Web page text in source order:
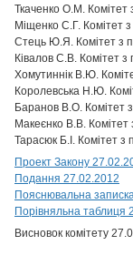
Ткаченко О.М. Комітет
Міщенко С.Г. Комітет
Стець Ю.Я. Комітет з
Ківалов С.В. Комітет
Хомутиннік В.Ю.
Королевська Н.Ю.
Баранов В.О. Комітет
Макеєнко В.В. Комітет
Тарасюк Б.І. Комітет з
Проект Закону
Подання 27.02.2012
Пояснювальна
Порівняльна таблиця
Висновок комітету